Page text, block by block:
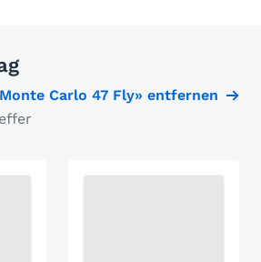
Carlo 47 Fly» entfernen